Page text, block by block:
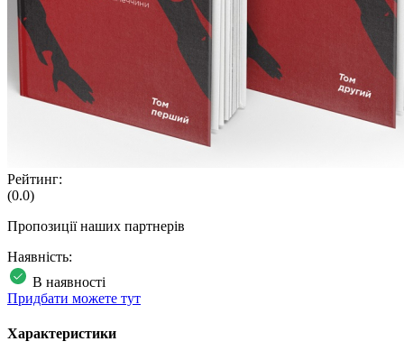
Рейтинг:
(0.0)
Пропозиції наших партнерів
Наявність:
В наявності
Придбати можете тут
Характеристики